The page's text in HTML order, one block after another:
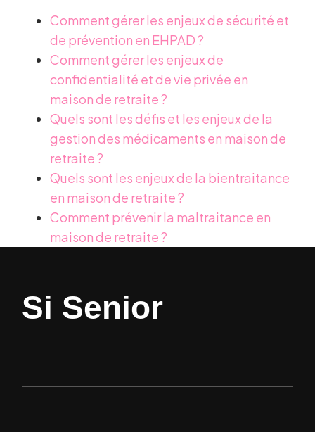
Comment gérer les enjeux de sécurité et
de prévention en EHPAD ?
Comment gérer les enjeux de
confidentialité et de vie privée en
maison de retraite ?
Quels sont les défis et les enjeux de la
gestion des médicaments en maison de
retraite ?
Quels sont les enjeux de la bientraitance
en maison de retraite ?
Comment prévenir la maltraitance en
maison de retraite ?
Si Senior